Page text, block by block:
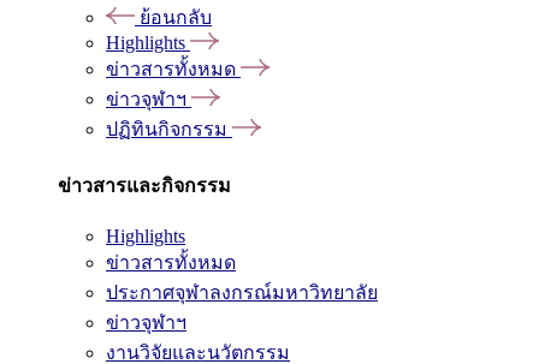
ย้อนกลับ
Highlights
ข่าวสารทั้งหมด
ข่าวจุฬาฯ
ปฏิทินกิจกรรม
ข่าวสารและกิจกรรม
Highlights
ข่าวสารทั้งหมด
ประกาศจุฬาลงกรณ์มหาวิทยาลัย
ข่าวจุฬาฯ
งานวิจัยและนวัตกรรม